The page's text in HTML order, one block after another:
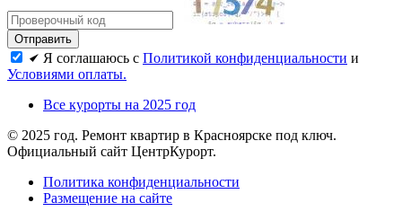
Я соглашаюсь с Политикой конфиденциальности и
Условиями оплаты.
Все курорты на 2025 год
© 2025 год. Ремонт квартир в Красноярске под ключ.
Официальный сайт ЦентрКурорт.
Политика конфиденциальности
Размещение на сайте